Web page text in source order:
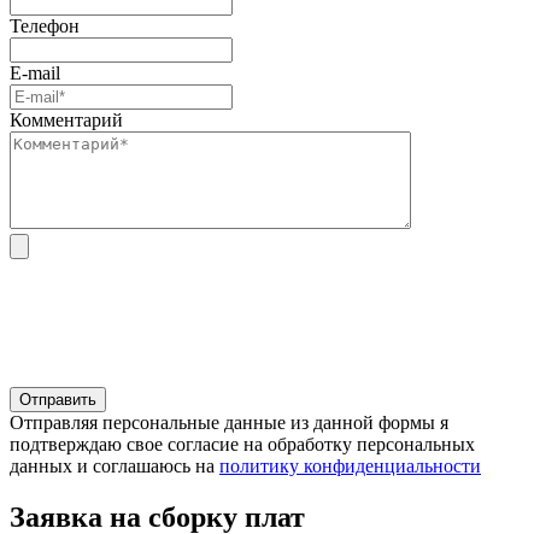
Телефон
E-mail
Комментарий
Отправляя персональные данные из данной формы я
подтверждаю свое согласие на обработку персональных
данных и соглашаюсь на политику конфиденциальности
Заявка на сборку плат